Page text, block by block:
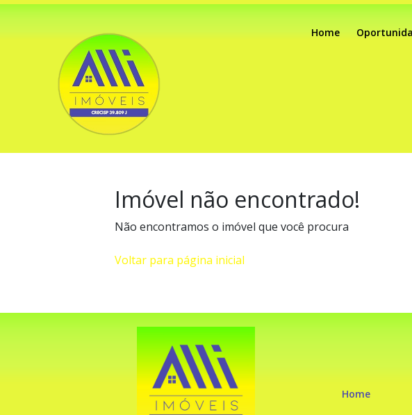
Home
Imóvel não encontrado!
Não encontramos o imóvel que você procura
Voltar para página inicial
Home